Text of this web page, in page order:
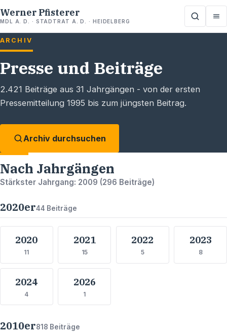
Werner Pfisterer
MDL A. D. · STADTRAT A. D. · HEIDELBERG
ARCHIV
Presse und Beiträge
2.421 Beiträge aus 31 Jahrgängen - von der ersten
Pressemitteilung 1995 bis zum jüngsten Beitrag.
Archiv durchsuchen
Nach Jahrgängen
Stärkster Jahrgang: 2009 (296 Beiträge)
2020er44 Beiträge
2020
11
2021
15
2022
5
2023
8
2024
4
2026
1
2010er818 Beiträge